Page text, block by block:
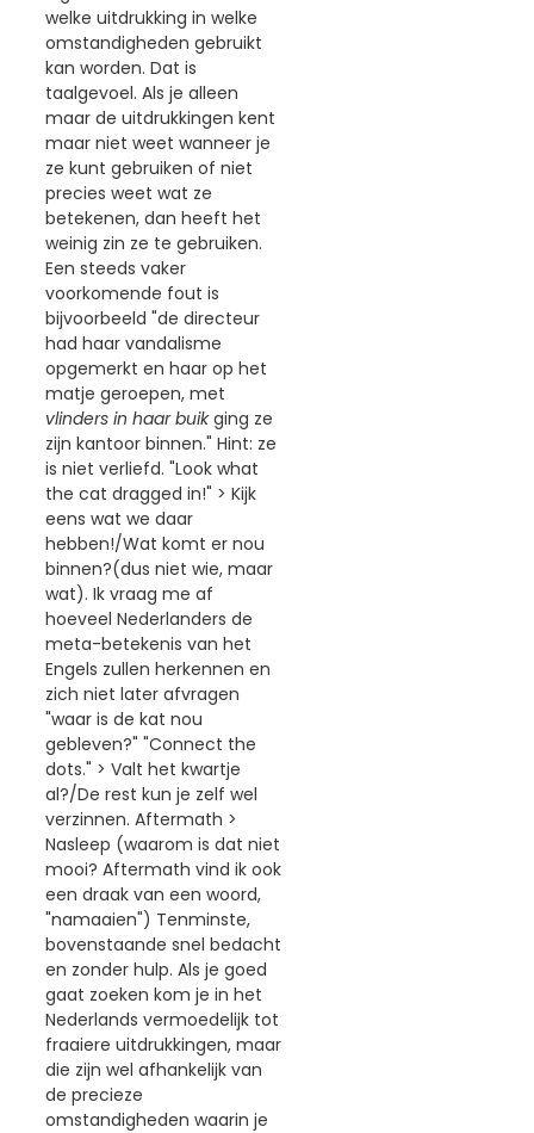
welke uitdrukking in welke
omstandigheden gebruikt
kan worden. Dat is
taalgevoel. Als je alleen
maar de uitdrukkingen kent
maar niet weet wanneer je
ze kunt gebruiken of niet
precies weet wat ze
betekenen, dan heeft het
weinig zin ze te gebruiken.
Een steeds vaker
voorkomende fout is
bijvoorbeeld "de directeur
had haar vandalisme
opgemerkt en haar op het
matje geroepen, met
vlinders in haar buikging ze
zijn kantoor binnen." Hint: ze
is niet verliefd. "Look what
the cat dragged in!" > Kijk
eens wat we daar
hebben!/Wat komt er nou
binnen?(dus niet wie, maar
wat). Ik vraag me af
hoeveel Nederlanders de
meta-betekenis van het
Engels zullen herkennen en
zich niet later afvragen
"waar is de kat nou
gebleven?" "Connect the
dots." > Valt het kwartje
al?/De rest kun je zelf wel
verzinnen. Aftermath >
Nasleep (waarom is dat niet
mooi? Aftermath vind ik ook
een draak van een woord,
"namaaien") Tenminste,
bovenstaande snel bedacht
en zonder hulp. Als je goed
gaat zoeken kom je in het
Nederlands vermoedelijk tot
fraaiere uitdrukkingen, maar
die zijn wel afhankelijk van
de precieze
omstandigheden waarin je